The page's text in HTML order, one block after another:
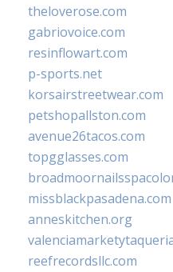
theloverose.com
gabriovoice.com
resinflowart.com
p-sports.net
korsairstreetwear.com
petshopallston.com
avenue26tacos.com
topgglasses.com
missblackpasadena.com
anneskitchen.org
reefrecordsllc.com